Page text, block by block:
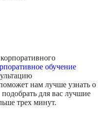
обучение
нам лучше узнать о
для вас лучшие
трех минут.